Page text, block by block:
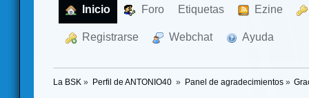
Inicio Foro Etiquetas Ezine
Registrarse Webchat Ayuda
La BSK » Perfil de ANTONIO40 » Panel de agradecimientos»